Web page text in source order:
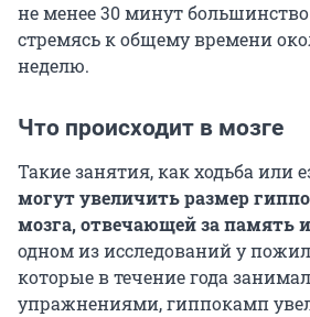
не менее 30 минут
стремясь к общему времени
неделю.
Что происходит в мозге
Такие занятия, как ходьба или
могут увеличить размер
мозга, отвечающей за память
одном из исследований у
которые в течение года
упражнениями, гиппокамп